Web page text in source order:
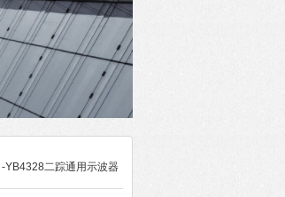
YB4328二踪通用示波器